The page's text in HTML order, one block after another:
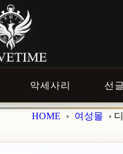
악세사리 선
HOME › 여성몰 ›